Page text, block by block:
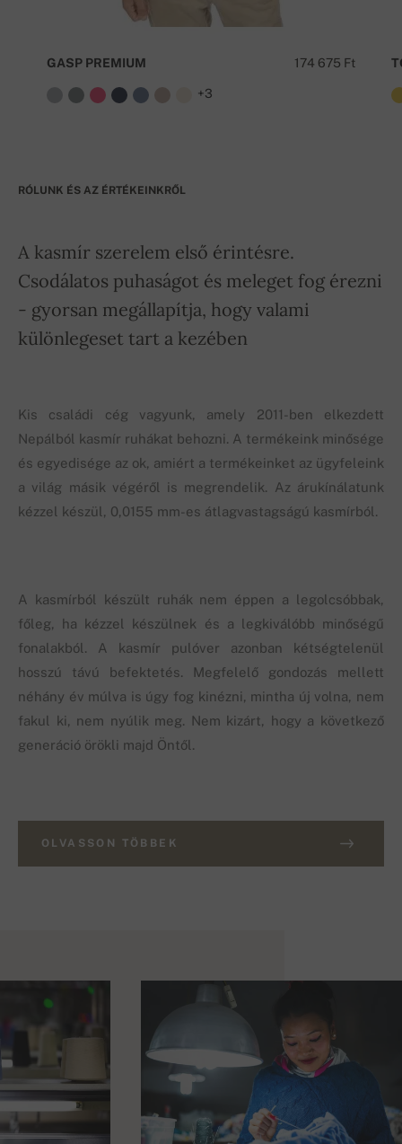
174 675 Ft
GASP PREMIUM
+3
RÓLUNK ÉS AZ ÉRTÉKEINKRŐL
A kasmír szerelem első érintésre.
Csodálatos puhaságot és meleget fog érezni
- gyorsan megállapítja, hogy valami
különlegeset tart a kezében
Kis családi cég vagyunk, amely 2011-ben elkezdett
Nepálból kasmír ruhákat behozni. A termékeink minősége
és egyedisége az ok, amiért a termékeinket az ügyfeleink
a világ másik végéről is megrendelik. Az árukínálatunk
kézzel készül, 0,0155 mm-es átlagvastagságú kasmírból.
A kasmírból készült ruhák nem éppen a legolcsóbbak,
főleg, ha kézzel készülnek és a legkiválóbb minőségű
fonalakból. A kasmír pulóver azonban kétségtelenül
hosszú távú befektetés. Megfelelő gondozás mellett
néhány év múlva is úgy fog kinézni, mintha új volna, nem
fakul ki, nem nyúlik meg. Nem kizárt, hogy a következő
generáció örökli majd Öntől.
OLVASSON TÖBBEK